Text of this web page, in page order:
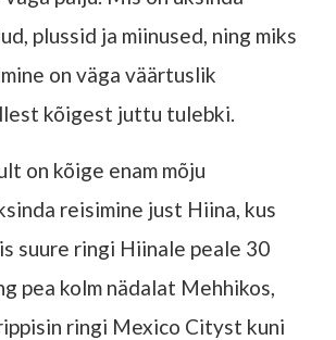
plussid ja miinused, ning miks
on väga väärtuslik
kõigest juttu tulebki.
on kõige enam mõju
reisimine just Hiina, kus
suure ringi Hiinale peale 30
pea kolm nädalat Mehhikos,
ringi Mexico Cityst kuni